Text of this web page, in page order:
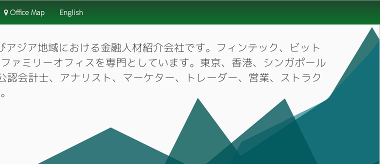
Office Map English
ジア地域における金融人材紹介会社です。フィンテック、ビット
ァミリーオフィスを専門としています。東京、香港、シンガポール
会計士、アナリスト、マーケター、トレーダー、営業、ストラク